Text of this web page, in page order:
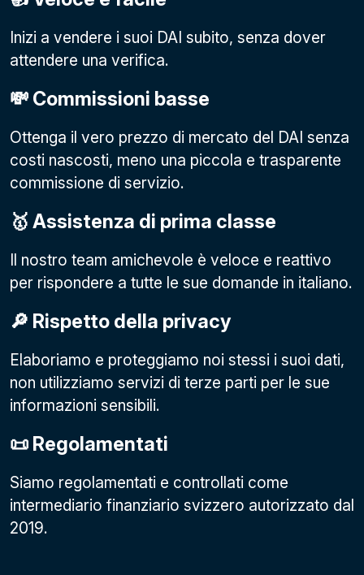
Inizi a vendere i suoi DAI subito, senza dover
attendere una verifica.
💸 Commissioni basse
Ottenga il vero prezzo di mercato del DAI senza
costi nascosti, meno una piccola e trasparente
commissione di servizio.
🥇 Assistenza di prima classe
Il nostro team amichevole è veloce e reattivo
per rispondere a tutte le sue domande in italiano.
🔎 Rispetto della privacy
Elaboriamo e proteggiamo noi stessi i suoi dati,
non utilizziamo servizi di terze parti per le sue
informazioni sensibili.
📜 Regolamentati
Siamo regolamentati e controllati come
intermediario finanziario svizzero autorizzato dal
2019.